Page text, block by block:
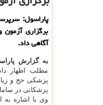
پاراسول:
آگاهی داد.
به گزارش
مطلب اظهار
پزشكی حج و
پزشكانی در
وی با اشاره به